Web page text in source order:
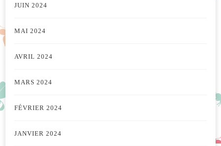
JUIN 2024
MAI 2024
AVRIL 2024
MARS 2024
FÉVRIER 2024
JANVIER 2024